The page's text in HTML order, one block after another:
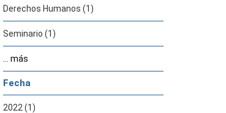
Derechos Humanos (1)
Seminario (1)
... más
Fecha
2022 (1)